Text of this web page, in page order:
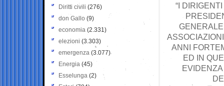
“I
GENERALE
ANNI
ED IN
Diritti civili (276)
don Gallo (9)
economia (2.331)
elezioni (3.303)
emergenza (3.077)
Energia (45)
Esselunga (2)